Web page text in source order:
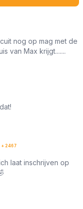
nog op mag met de
van Max krijgt.......
+ 2467
laat inschrijven op